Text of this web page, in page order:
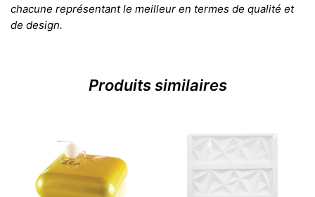
chacune représentant le meilleur en termes de qualité et
de design.
Produits similaires